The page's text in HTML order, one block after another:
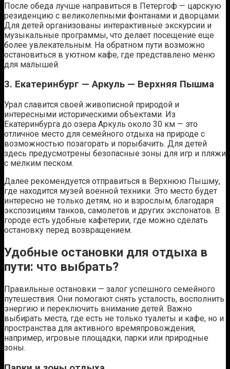
После обеда лучше направиться в Петергоф — царскую
резиденцию с великолепными фонтанами и дворцами.
Для детей организованы интерактивные экскурсии и
музыкальные программы, что делает посещение еще
более увлекательным. На обратном пути возможно
остановиться в уютном кафе, где представлено меню
для малышей.
3. Екатеринбург — Аркуль — Верхняя Пышма
Урал славится своей живописной природой и
интересными историческими объектами. Из
Екатеринбурга до озера Аркуль около 30 км — это
отличное место для семейного отдыха на природе с
возможностью позагорать и порыбачить. Для детей
здесь предусмотрены безопасные зоны для игр и пляжи
с мелким песком.
Далее рекомендуется отправиться в Верхнюю Пышму,
где находится музей военной техники. Это место будет
интересно не только детям, но и взрослым, благодаря
экспозициям танков, самолетов и других экспонатов. В
городе есть удобные кафетерии, где можно сделать
остановку перед возвращением.
Удобные остановки для отдыха в
пути: что выбрать?
Правильные остановки — залог успешного семейного
путешествия. Они помогают снять усталость, восполнить
энергию и переключить внимание детей. Важно
выбирать места, где есть не только туалеты и кафе, но и
пространства для активного времяпровождения,
например, игровые площадки, парки или природные
зоны.